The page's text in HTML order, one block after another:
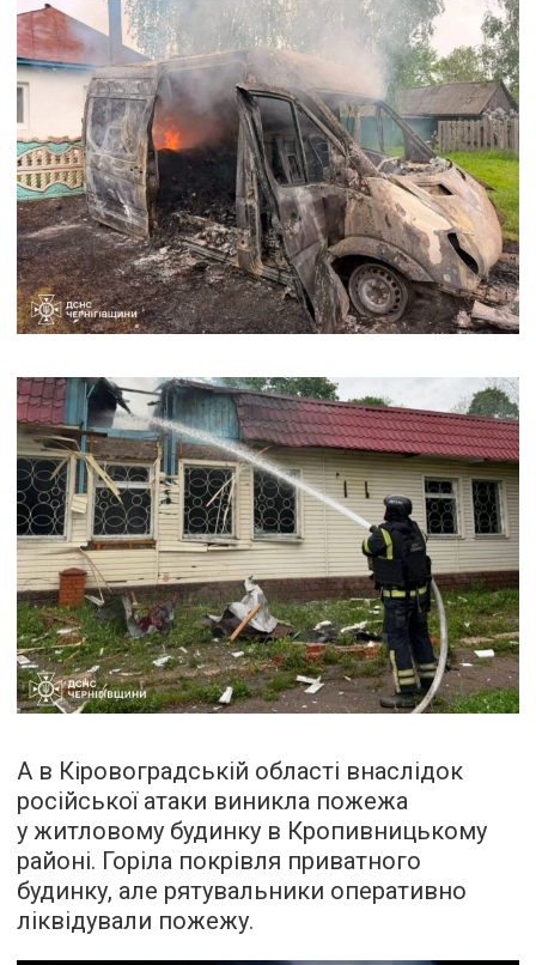
А в Кіровоградській області внаслідок
російської атаки виникла пожежа
у житловому будинку в Кропивницькому
районі. Горіла покрівля приватного
будинку, але рятувальники оперативно
ліквідували пожежу.